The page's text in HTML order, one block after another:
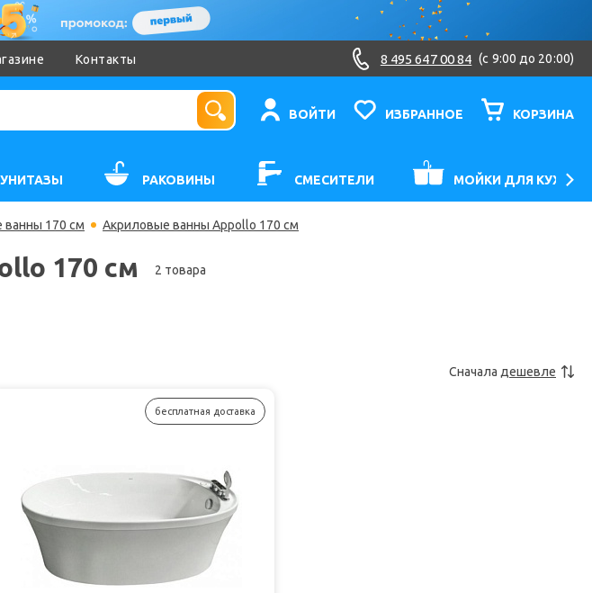
Контакты 8 495 647 00 84 (c 9:00 до 20:00)
ВОЙТИ ИЗБРАННОЕ КОРЗИНА
УНИТАЗЫ РАКОВИНЫ СМЕСИТЕЛИ МОЙКИ ДЛЯ КУХНИ
ванны 170 см Акриловые ванны Appollo 170 см
170 см 2 товара
Сначала дешевле
бесплатная доставка